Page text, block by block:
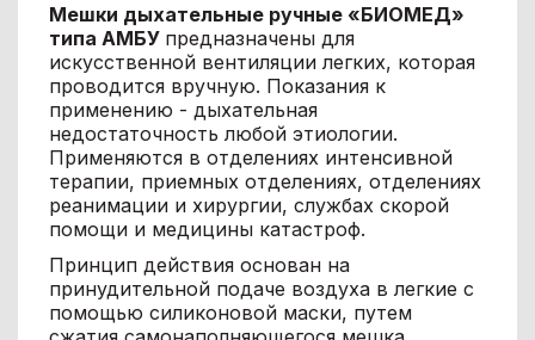
Мешки дыхательные ручные «БИОМЕД»
типа АМБУ предназначены для
искусственной вентиляции легких, которая
проводится вручную. Показания к
применению - дыхательная
недостаточность любой этиологии.
Применяются в отделениях интенсивной
терапии, приемных отделениях, отделениях
реанимации и хирургии, службах скорой
помощи и медицины катастроф.
Принцип действия основан на
принудительной подаче воздуха в легкие с
помощью силиконовой маски, путем